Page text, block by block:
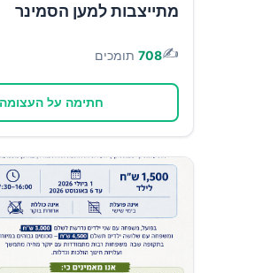
מתייצבות למען הסמינר
✍️
708 תומכים
חתימה על העצומה